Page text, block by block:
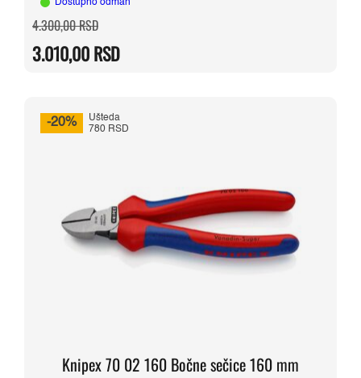
Dostupno odmah
4.300,00RSDOriginalna
cena
bila:
4.300,00 RSD.
3.010,00RSD
Trenutna
cena
3.010,00 RSD.
-20%
Ušteda
780 RSD
Knipex 70 02 160 Bočne sečice 160 mm